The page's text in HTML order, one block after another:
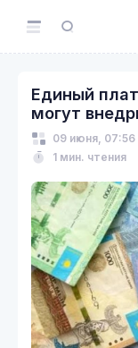
Единый
могут
09 июня, 07:56
1 мин. чтения